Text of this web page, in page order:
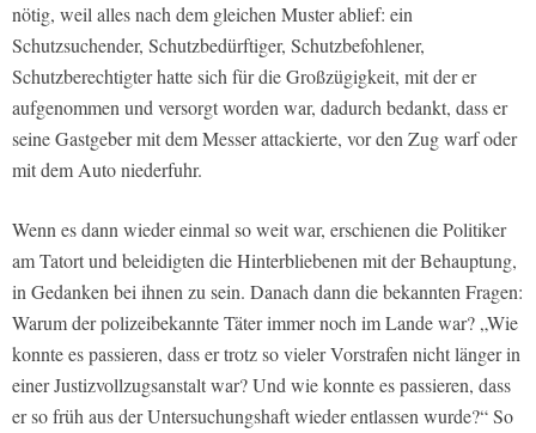
nötig, weil alles nach dem gleichen Muster ablief: ein
Schutzsuchender, Schutzbedürftiger, Schutzbefohlener,
Schutzberechtigter hatte sich für die Großzügigkeit, mit der er
aufgenommen und versorgt worden war, dadurch bedankt, dass er
seine Gastgeber mit dem Messer attackierte, vor den Zug warf oder
mit dem Auto niederfuhr.
Wenn es dann wieder einmal so weit war, erschienen die Politiker
am Tatort und beleidigten die Hinterbliebenen mit der Behauptung,
in Gedanken bei ihnen zu sein. Danach dann die bekannten Fragen:
Warum der polizeibekannte Täter immer noch im Lande war? „Wie
konnte es passieren, dass er trotz so vieler Vorstrafen nicht länger in
einer Justizvollzugsanstalt war? Und wie konnte es passieren, dass
er so früh aus der Untersuchungshaft wieder entlassen wurde?“ So